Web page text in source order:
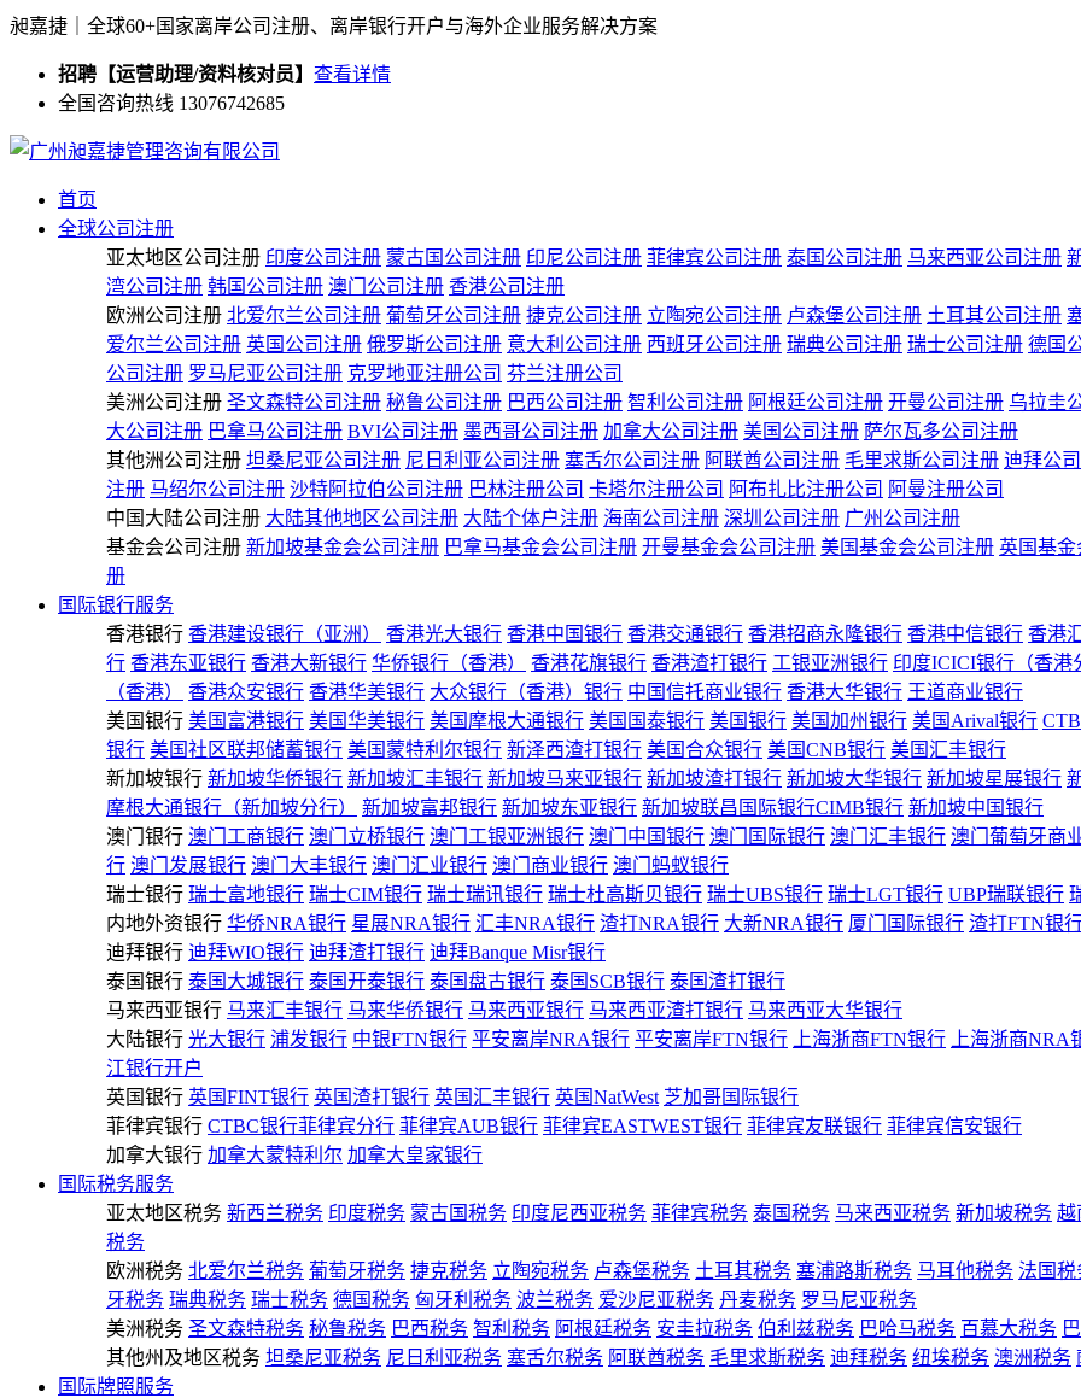
昶嘉捷｜全球60+国家离岸公司注册、离岸银行开户与海外企业服务解决方案
招聘【运营助理/资料核对员】 查看详情
全国咨询热线 13076742685
首页
全球公司注册
亚太地区公司注册 印度公司注册 蒙古国公司注册 印尼公司注册 菲律宾公司注册 泰国公司注册 马来西亚公司注册
湾公司注册 韩国公司注册 澳门公司注册 香港公司注册
欧洲公司注册 北爱尔兰公司注册 葡萄牙公司注册 捷克公司注册 立陶宛公司注册 卢森堡公司注册 土耳其公司注册
爱尔兰公司注册 英国公司注册 俄罗斯公司注册 意大利公司注册 西班牙公司注册 瑞典公司注册 瑞士公司注册 德国
公司注册 罗马尼亚公司注册 克罗地亚注册公司 芬兰注册公司
美洲公司注册 圣文森特公司注册 秘鲁公司注册 巴西公司注册 智利公司注册 阿根廷公司注册 开曼公司注册 乌拉圭
大公司注册 巴拿马公司注册 BVI公司注册 墨西哥公司注册 加拿大公司注册 美国公司注册 萨尔瓦多公司注册
其他洲公司注册 坦桑尼亚公司注册 尼日利亚公司注册 塞舌尔公司注册 阿联酋公司注册 毛里求斯公司注册 迪拜公
注册 马绍尔公司注册 沙特阿拉伯公司注册 巴林注册公司 卡塔尔注册公司 阿布扎比注册公司 阿曼注册公司
中国大陆公司注册 大陆其他地区公司注册 大陆个体户注册 海南公司注册 深圳公司注册 广州公司注册
基金会公司注册 新加坡基金会公司注册 巴拿马基金会公司注册 开曼基金会公司注册 美国基金会公司注册 英国基
册
国际银行服务
香港银行 香港建设银行（亚洲） 香港光大银行 香港中国银行 香港交通银行 香港招商永隆银行 香港中信银行 香港
行 香港东亚银行 香港大新银行 华侨银行（香港） 香港花旗银行 香港渣打银行 工银亚洲银行 印度ICICI银行（香港
（香港）
香港众安银行 香港华美银行 大众银行（香港）银行 中国信托商业银行 香港大华银行 王道商业银行
美国银行 美国富港银行 美国华美银行 美国摩根大通银行 美国国泰银行 美国银行 美国加州银行 美国Arival银行
银行 美国社区联邦储蓄银行 美国蒙特利尔银行 新泽西渣打银行 美国合众银行 美国CNB银行 美国汇丰银行
新加坡银行 新加坡华侨银行 新加坡汇丰银行 新加坡马来亚银行 新加坡渣打银行 新加坡大华银行 新加坡星展银行
摩根大通银行（新加坡分行）
新加坡富邦银行 新加坡东亚银行 新加坡联昌国际银行CIMB银行 新加坡中国银行
澳门银行 澳门工商银行 澳门立桥银行 澳门工银亚洲银行 澳门中国银行 澳门国际银行 澳门汇丰银行 澳门葡萄牙商
行 澳门发展银行 澳门大丰银行 澳门汇业银行 澳门商业银行 澳门蚂蚁银行
瑞士银行 瑞士富地银行 瑞士CIM银行 瑞士瑞讯银行 瑞士杜高斯贝银行 瑞士UBS银行 瑞士LGT银行 UBP瑞联银行
内地外资银行 华侨NRA银行 星展NRA银行 汇丰NRA银行 渣打NRA银行 大新NRA银行 厦门国际银行 渣打FTN银
迪拜银行 迪拜WIO银行 迪拜渣打银行 迪拜Banque Misr银行
泰国银行 泰国大城银行 泰国开泰银行 泰国盘古银行 泰国SCB银行 泰国渣打银行
马来西亚银行 马来汇丰银行 马来华侨银行 马来西亚银行 马来西亚渣打银行 马来西亚大华银行
大陆银行 光大银行 浦发银行 中银FTN银行 平安离岸NRA银行 平安离岸FTN银行 上海浙商FTN银行
上海浙商NRA
江银行开户
英国银行 英国FINT银行 英国渣打银行 英国汇丰银行 英国NatWest 芝加哥国际银行
菲律宾银行 CTBC银行菲律宾分行 菲律宾AUB银行 菲律宾EASTWEST银行 菲律宾友联银行 菲律宾信安银行
加拿大银行 加拿大蒙特利尔 加拿大皇家银行
国际税务服务
亚太地区税务 新西兰税务 印度税务 蒙古国税务 印度尼西亚税务 菲律宾税务 泰国税务 马来西亚税务 新加坡税务 越
税务
欧洲税务 北爱尔兰税务 葡萄牙税务 捷克税务 立陶宛税务 卢森堡税务 土耳其税务 塞浦路斯税务 马耳他税务 法国税
牙税务 瑞典税务 瑞士税务 德国税务 匈牙利税务 波兰税务 爱沙尼亚税务 丹麦税务 罗马尼亚税务
美洲税务 圣文森特税务 秘鲁税务 巴西税务 智利税务 阿根廷税务 安圭拉税务 伯利兹税务 巴哈马税务 百慕大税务
其他州及地区税务 坦桑尼亚税务 尼日利亚税务 塞舌尔税务 阿联酋税务 毛里求斯税务 迪拜税务 纽埃税务 澳洲税务
国际牌照服务